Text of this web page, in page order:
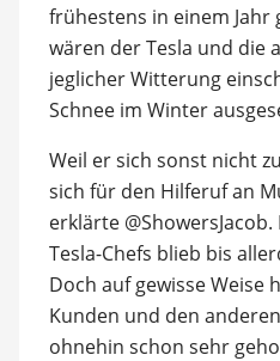
frühestens in einem Jahr
wären der Tesla und die
jeglicher Witterung
Schnee im Winter
Weil er sich sonst nicht
sich für den Hilferuf an
erklärte
Tesla-Chefs blieb bis
Doch auf gewisse Weise
Kunden und den
ohnehin schon sehr